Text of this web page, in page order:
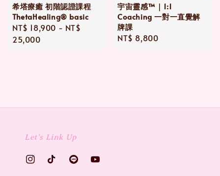
希塔療癒 初階認證課程
ThetaHealing® basic
Regular
price
NT$ 18,900 - NT$
25,000
宇宙靈感™｜1:1
Coaching 一對一直覺解
牌課
Regular
NT$ 8,800
Let's Link Up